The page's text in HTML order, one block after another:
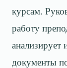
курсам.
работу
анализирует
документы